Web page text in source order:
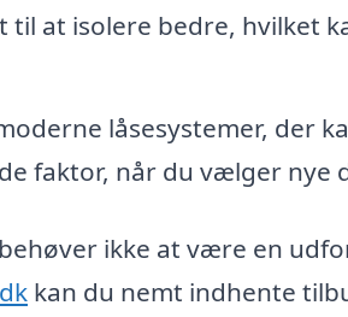
at isolere bedre, hvilket
låsesystemer, der
faktor, når du vælger nye
ikke at være en
kan du nemt indhente